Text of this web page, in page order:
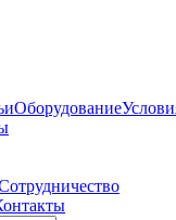
Оборудование